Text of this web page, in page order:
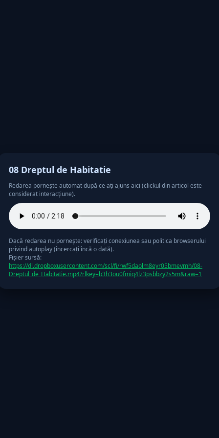
08 Dreptul de Habitatie
Redarea pornește automat după ce ați ajuns aici (clickul din articol este
considerat interacțiune).
Dacă redarea nu pornește: verificați conexiunea sau politica browserului
privind autoplay (încercați încă o dată).
Fişier sursă:
https://dl.dropboxusercontent.com/scl/fi/rwf5daolm8eyr05bmevmh/08-
Dreptul_de_Habitatie.mp4?rlkey=b3h3ou0fmiq4lz3psbbzy2s5m&raw=1